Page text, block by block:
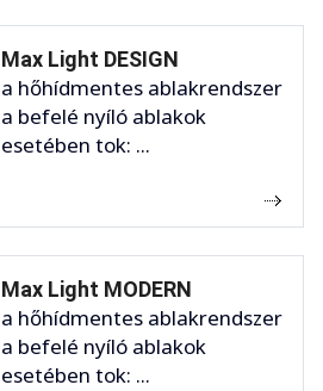
Max Light DESIGN
a hőhídmentes ablakrendszer
a befelé nyíló ablakok
esetében tok: ...
Max Light MODERN
a hőhídmentes ablakrendszer
a befelé nyíló ablakok
esetében tok: ...